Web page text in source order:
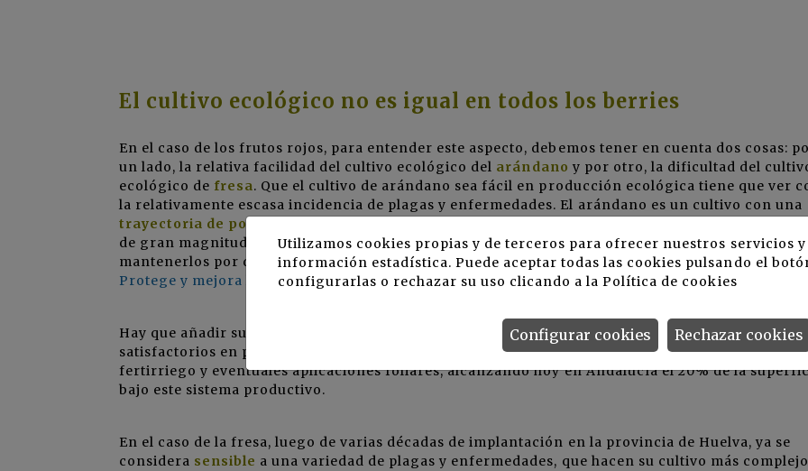
El cultivo ecológico no es igual en todos los berries
En el caso de los frutos rojos, para entender este aspecto, debemos tener en cuenta dos cosas:
un lado, la relativa facilidad del cultivo ecológico del arándano y por otro, la dificultad del
ecológico de fresa. Que el cultivo de arándano sea fácil en producción ecológica tiene que ver
la relativamente escasa incidencia de plagas y enfermedades. El arándano es un cultivo con una
trayectoria de pocos años
de gran magnitud. Pulgones y trips constituyen las principales amenazas y generalmente es
mantenerlos por debajo del umbral de preocupación utilizando lucha biológica.Lee también:
Protege y mejora la calidad del arándano con Robuxta de Arrigoni Agrotextiles.
Hay que añadir su relativamente menor exigencia en fertilización, que se consigue con
satisfactorios en producción ecológica con materias orgánicas líquidas que se introducen en el
fertirriego y eventuales aplicaciones foliares, alcanzando hoy en Andalucía el 20% de la
bajo este sistema productivo.
En el caso de la fresa, luego de varias décadas de implantación en la provincia de Huelva, ya se
considera sensible a una variedad de plagas y enfermedades, que hacen su cultivo más
Utilizamos cookies propias y de terceros para ofrecer nuestros servicios
información estadística. Puede aceptar todas las cookies pulsando el
configurarlas o rechazar su uso clicando a laPolítica de cookies
Rechazar cookies
Configurar cookies